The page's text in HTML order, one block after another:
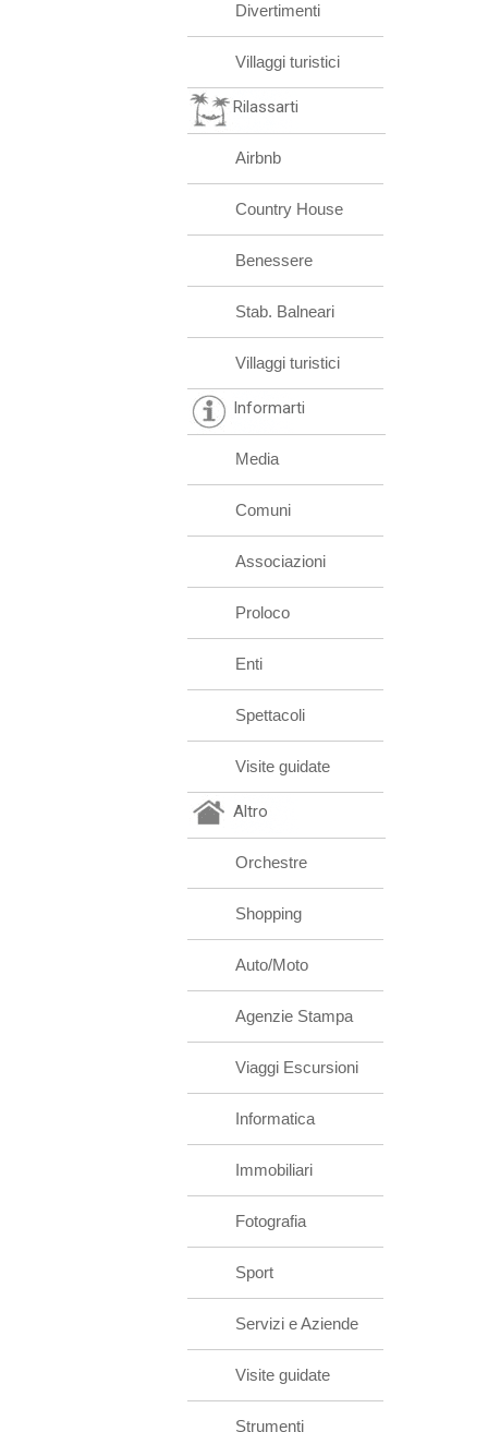
Divertimenti
Villaggi turistici
Rilassarti
Airbnb
Country House
Benessere
Stab. Balneari
Villaggi turistici
Informarti
Media
Comuni
Associazioni
Proloco
Enti
Spettacoli
Visite guidate
Altro
Orchestre
Shopping
Auto/Moto
Agenzie Stampa
Viaggi Escursioni
Informatica
Immobiliari
Fotografia
Sport
Servizi e Aziende
Visite guidate
Strumenti